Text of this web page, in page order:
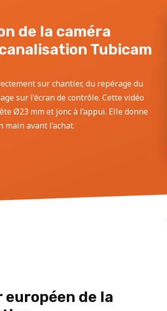
de la caméra
Tubicam
sur chantier, du repérage du
sur l’écran de contrôle. Cette vidéo
Ø23 mm et jonc à l’appui. Elle donne
avant l’achat.
européen de la